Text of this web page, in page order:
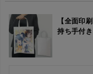
【全面印
持ち手付